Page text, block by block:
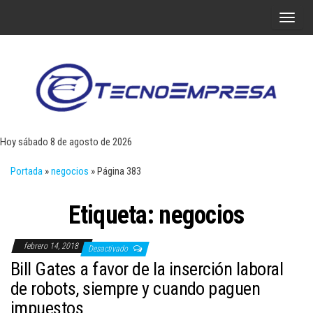
A
Hoy sábado 8 de agosto de 2026
Portada »negocios »Página 383
Etiqueta: negocios
febrero 14, 2018 Desactivado
Bill Gates a favor de la inserción laboral
de robots, siempre y cuando paguen
impuestos